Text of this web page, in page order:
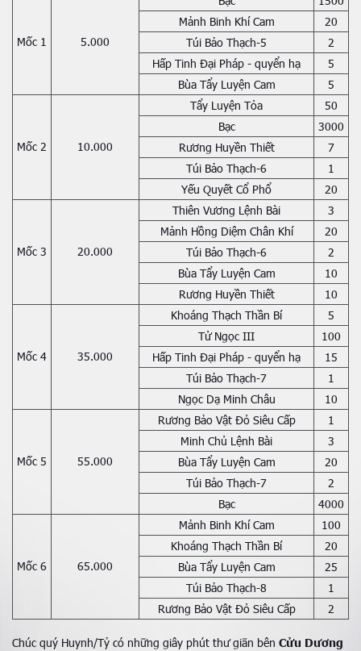
Mốc 1 5.000
Mảnh Binh Khí Cam
20
Túi Bảo Thạch-5
2
Hấp Tinh Đại Pháp - quyển hạ
5
Bùa Tẩy Luyện Cam
5
Mốc 2 10.000
Tẩy Luyện Tỏa
50
Bạc
3000
Rương Huyền Thiết
7
Túi Bảo Thạch-6
1
Yếu Quyết Cổ Phổ
20
Mốc 3 20.000
Thiên Vương Lệnh Bài
3
Mảnh Hồng Diệm Chân Khí
20
Túi Bảo Thạch-6
2
Bùa Tẩy Luyện Cam
10
Rương Huyền Thiết
10
Mốc 4 35.000
Khoáng Thạch Thần Bí
5
Tử Ngọc III
100
Hấp Tinh Đại Pháp - quyển hạ
15
Túi Bảo Thạch-7
1
Ngọc Dạ Minh Châu
10
Mốc 5 55.000
Rương Bảo Vật Đỏ Siêu Cấp
1
Minh Chủ Lệnh Bài
3
Bùa Tẩy Luyện Cam
20
Túi Bảo Thạch-7
2
Bạc
4000
Mốc 6 65.000
Mảnh Binh Khí Cam
100
Khoáng Thạch Thần Bí
20
Bùa Tẩy Luyện Cam
25
Túi Bảo Thạch-8
1
Rương Bảo Vật Đỏ Siêu Cấp
2
Chúc quý Huynh/Tỷ có những giây phút thư giãn bên Cửu Dương